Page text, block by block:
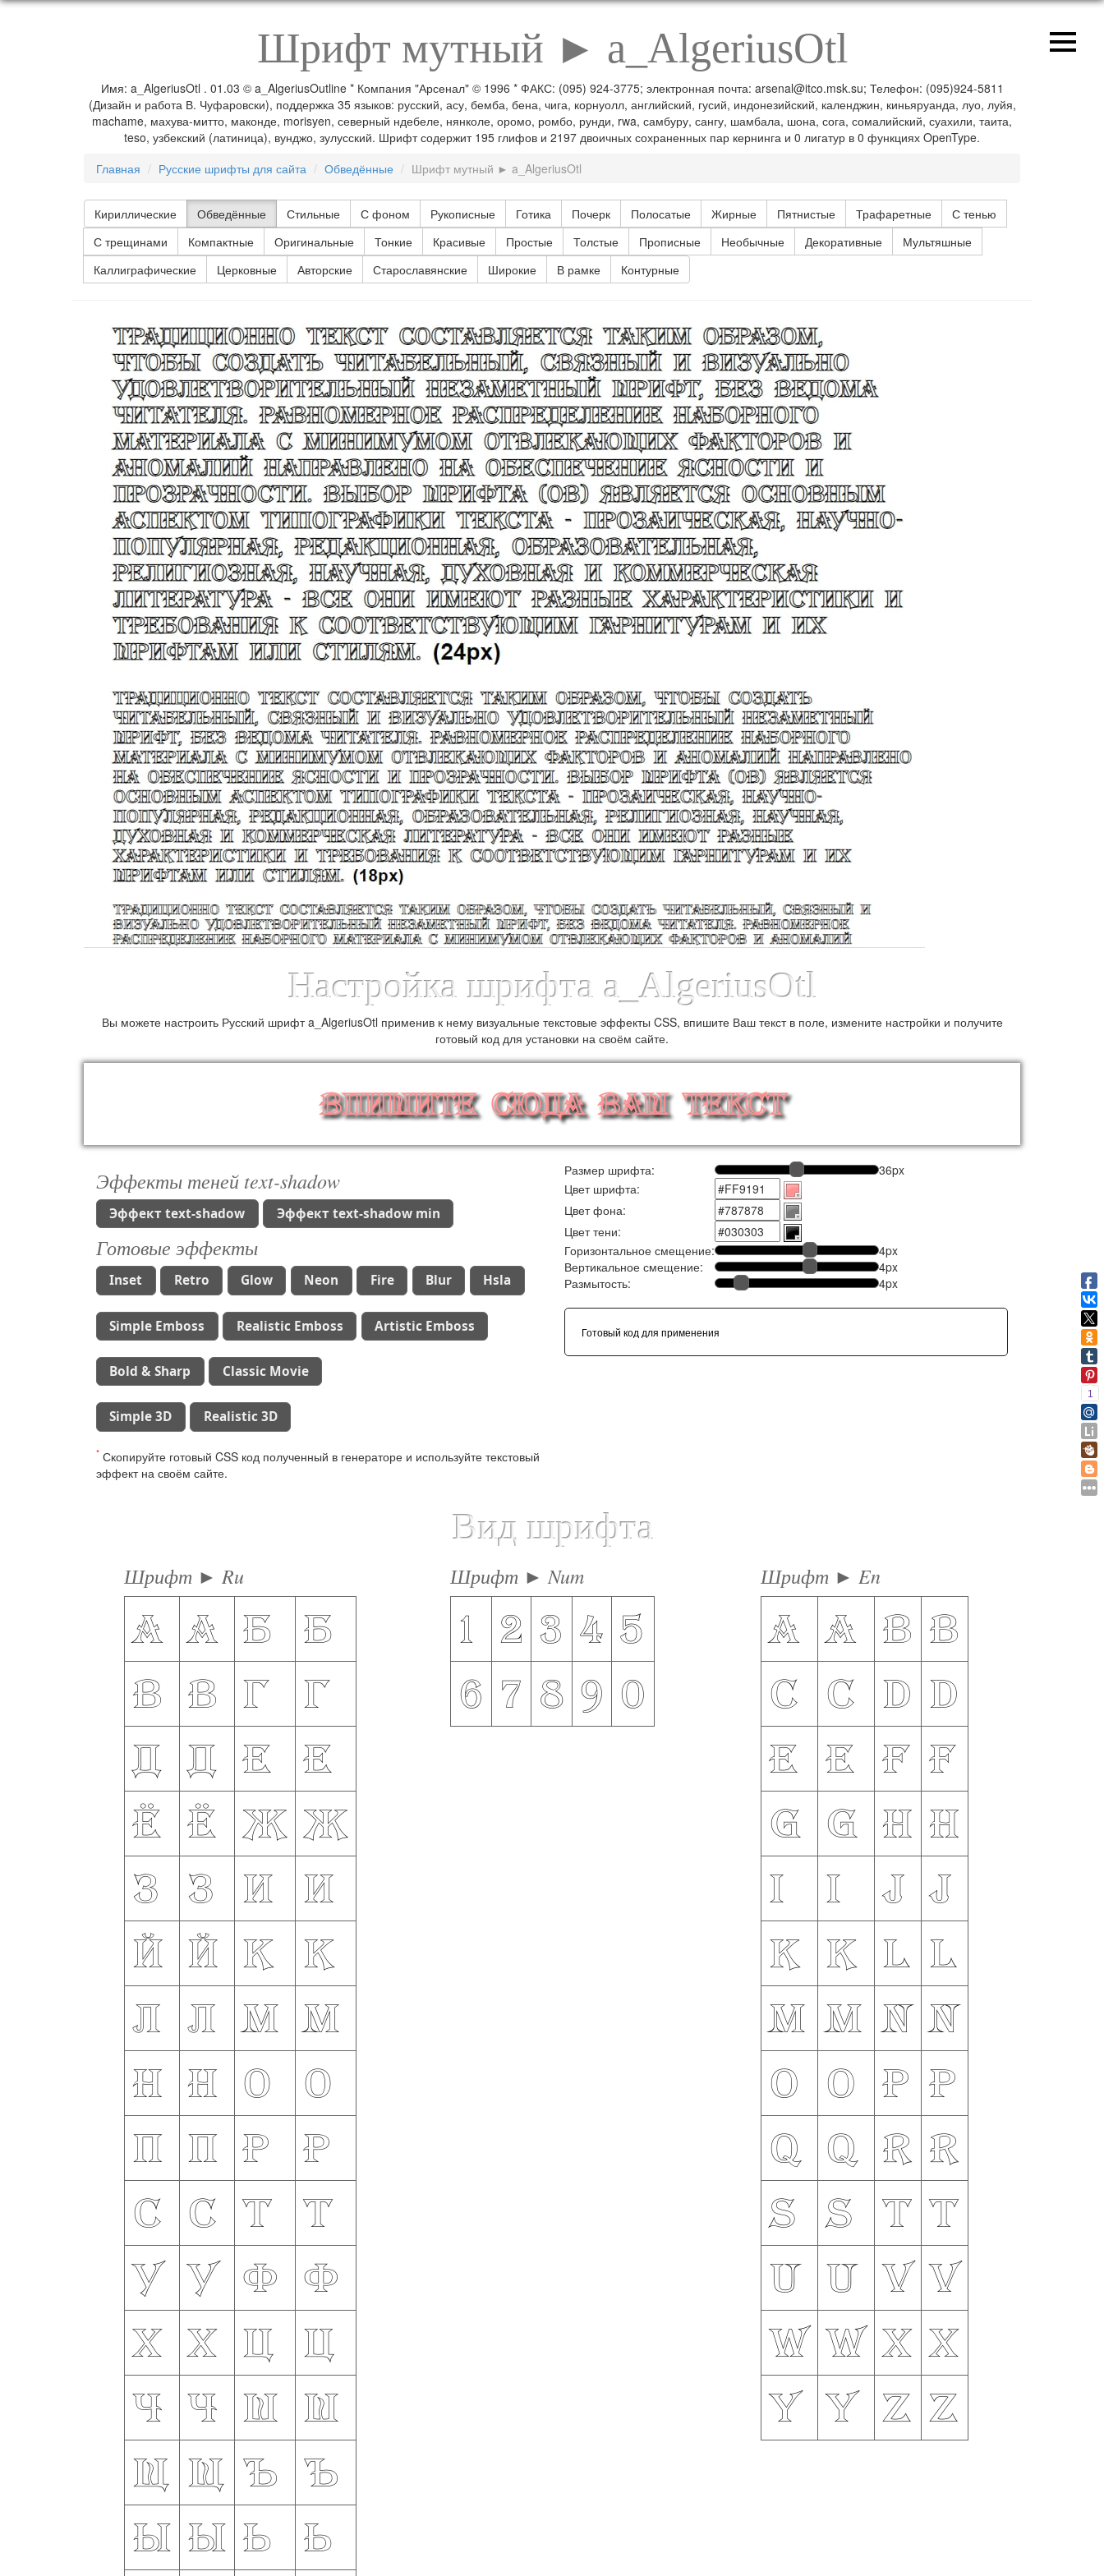
Шрифт мутный ► a_AlgeriusOtl
Имя: a_AlgeriusOtl . 01.03 © a_AlgeriusOutline * Компания "Арсенал" © 1996 * ФАКС: (095) 924-3775; электронная почта: arsenal@itco.msk.su; Телефон: (095)924-5811
(Дизайн и работа В. Чуфаровски), поддержка 35 языков: русский, асу, бемба, бена, чига, корнуолл, английский, гусий, индонезийский, календжин, киньяруанда, луо, луйя,
machame, махува-митто, маконде, morisyen, северный ндебеле, нянколе, оромо, ромбо, рунди, rwa, самбуру, сангу, шамбала, шона, сога, сомалийский, суахили, таита,
teso, узбекский (латиница), вунджо, зулусский. Шрифт содержит 195 глифов и 2197 двоичных сохраненных пар кернинга и 0 лигатур в 0 функциях OpenType.
Главная
Русские шрифты для сайта Обведённые Шрифт мутный ► a_AlgeriusOtl
Кириллические Обведённые Стильные С фоном Рукописные Готика Почерк Полосатые Жирные Пятнистые Трафаретные
С тенью
С трещинами
Компактные Оригинальные Тонкие Красивые Простые Толстые Прописные Необычные Декоративные
Мультяшные
Каллиграфические
Церковные Авторские Старославянские Широкие В рамке Контурные
Настройка шрифта a_AlgeriusOtl
Вы можете настроить Русский шрифт a_AlgeriusOtl применив к нему визуальные текстовые эффекты CSS, впишите Ваш текст в поле, измените настройки и получите
готовый код для установки на своём сайте.
Эффекты теней text-shadow
Эффект text-shadow Эффект text-shadow min
Готовые эффекты
Inset Retro Glow Neon Fire Blur Hsla
Simple Emboss Realistic Emboss Artistic Emboss
Bold & Sharp Classic Movie
Simple 3D Realistic 3D
* Скопируйте готовый CSS код полученный в генераторе и используйте текстовый
эффект на своём сайте.
Размер шрифта: 36px
Цвет шрифта:
Цвет фона:
Цвет тени:
Горизонтальное смещение:
4px
Вертикальное смещение:
4px
Размытость:
4px
Готовый код для применения
Вид шрифта
Шрифт ► Ru
а А б
Б
в
В г
Г
д
Д е
Е
ё
Ё ж Ж
з
З и
И
й Й к
К
л
Л м
М
н
Н о
О
п
П р
Р
с
С т
Т
у
У ф
Ф
х
Х ц
Ц
ч
Ч ш
Ш
щ Щ ъ
Ъ
ы Ы ь Ь
Шрифт ► Num
1 2 3 4 5
6 7 8 9 0
Шрифт ► En
a A b B
c
C d D
e
E f F
g
G h H
i
I j J
k
K l L
m M n N
o
O p P
q
Q r R
s
S t T
u
U v V
w W x X
y
Y z Z
1